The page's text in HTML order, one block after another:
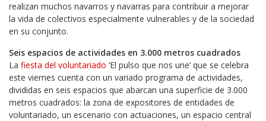
realizan muchos navarros y navarras para contribuir a mejorar
la vida de colectivos especialmente vulnerables y de la sociedad
en su conjunto.
Seis espacios de actividades en 3.000 metros cuadrados
La fiesta del voluntariado ‘El pulso que nos une’ que se celebra
este viernes cuenta con un variado programa de actividades,
divididas en seis espacios que abarcan una superficie de 3.000
metros cuadrados: la zona de expositores de entidades de
voluntariado, un escenario con actuaciones, un espacio central